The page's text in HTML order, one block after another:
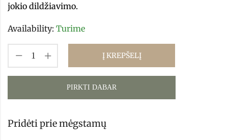
jokio dildžiavimo.
Availability: Turime
Į KREPŠELĮ
PIRKTI DABAR
Pridėti prie mėgstamų